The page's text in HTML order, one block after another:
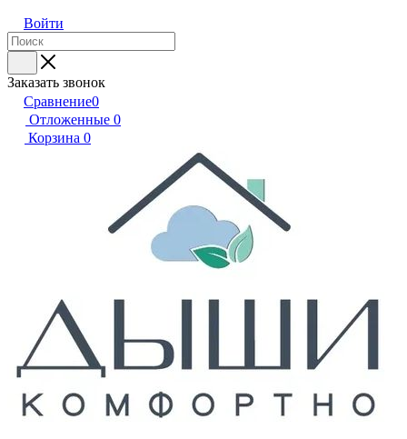
Войти
Заказать звонок
Сравнение0
Отложенные 0
Корзина 0